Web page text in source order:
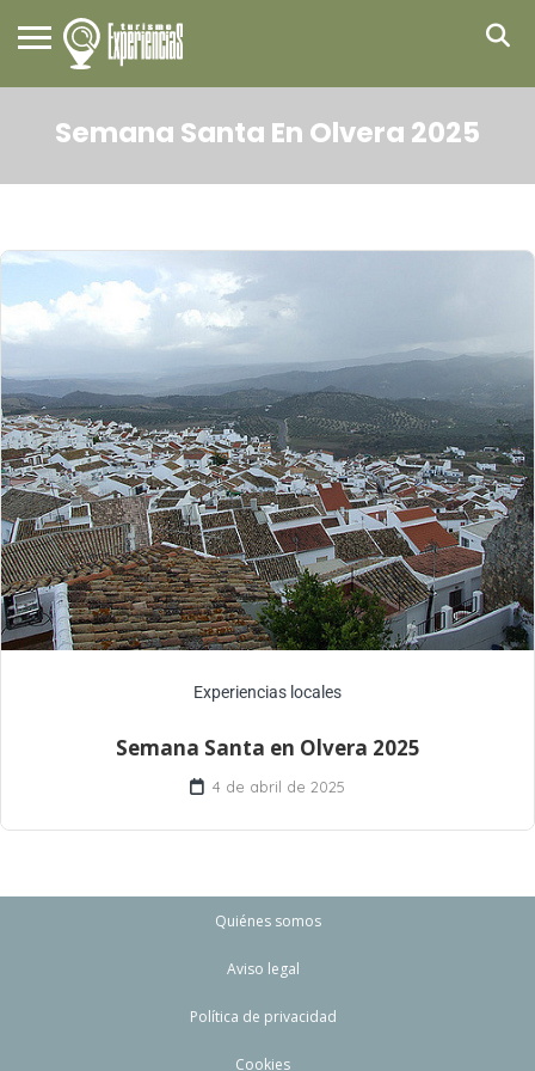
Semana Santa En Olvera 2025
Experiencias locales
Semana Santa en Olvera 2025
4 de abril de 2025
Quiénes somos
Aviso legal
Política de privacidad
Cookies